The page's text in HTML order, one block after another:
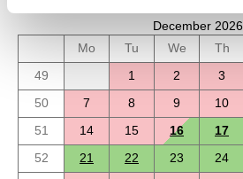
December 2026
Mo
Tu We Th
49
1 2 3
50
7 8 9 10
51
14 15 16 17
52
21 22 23 24